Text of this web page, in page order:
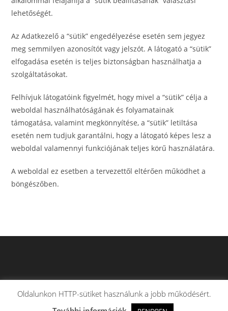
lehetőségét.
Az Adatkezelő a “sütik” engedélyezése esetén sem jegyez
meg semmilyen azonosítót vagy jelszót. A látogató a “sütik”
elfogadása esetén is teljes biztonságban használhatja a
szolgáltatásokat.
Felhívjuk látogatóink figyelmét, hogy mivel a “sütik” célja a
weboldal használhatóságának és folyamatainak
támogatása, valamint megkönnyítése, a “sütik” letiltása
esetén nem tudjuk garantálni, hogy a látogató képes lesz a
weboldal valamennyi funkciójának teljes körű használatára.
A weboldal ez esetben a tervezettől eltérően működhet a
böngészőben.
Oldalunkon HTTP-sütiket használunk a jobb működésért.